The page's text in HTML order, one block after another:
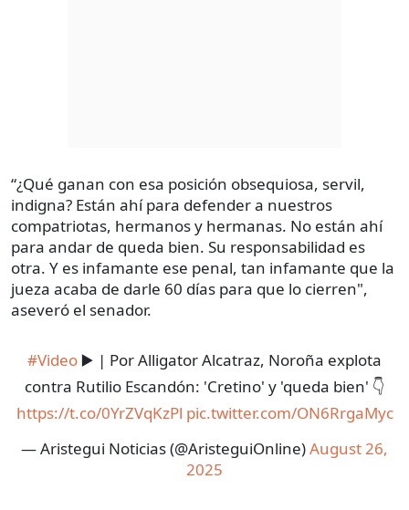
“¿Qué ganan con esa posición obsequiosa, servil,
indigna? Están ahí para defender a nuestros
compatriotas, hermanos y hermanas. No están ahí
para andar de queda bien. Su responsabilidad es
otra. Y es infamante ese penal, tan infamante que la
jueza acaba de darle 60 días para que lo cierren",
aseveró el senador.
#Video▶️ | Por Alligator Alcatraz, Noroña explota
contra Rutilio Escandón: 'Cretino' y 'queda bien' 👇
https://t.co/0YrZVqKzPl pic.twitter.com/ON6RrgaMyc
— Aristegui Noticias (@AristeguiOnline)August 26,
2025